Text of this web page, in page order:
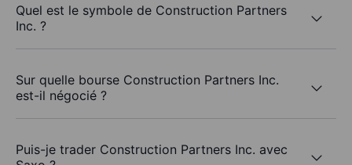
Quel est le symbole de Construction Partners
Inc. ?
Sur quelle bourse Construction Partners Inc.
est-il négocié ?
Puis-je trader Construction Partners Inc. avec